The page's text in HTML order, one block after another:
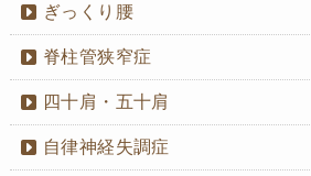
ぎっくり腰
脊柱管狭窄症
四十肩・五十肩
自律神経失調症